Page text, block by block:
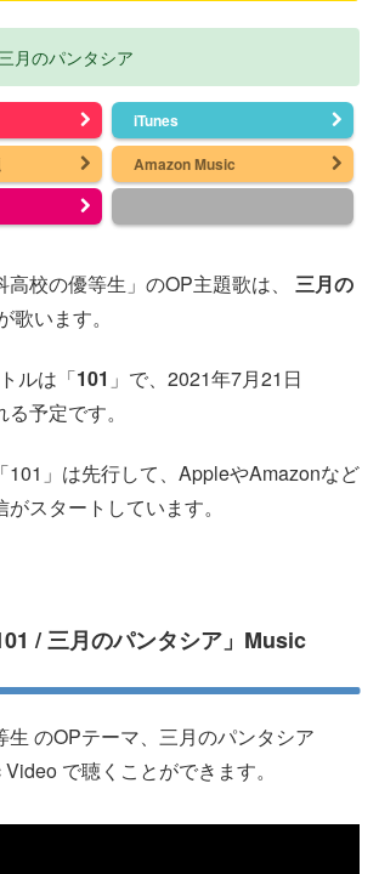
月のパンタシア
iTunes
Amazon Music
校の優等生」のOP主題歌は、 三月の
歌います。
ルは「101 」で、2021年7月21日
る予定です。
101」は先行して、AppleやAmazonなど
スタートしています。
/ 三月のパンタシア」Music
生 のOPテーマ、三月のパンタシア
Video で聴くことができます。